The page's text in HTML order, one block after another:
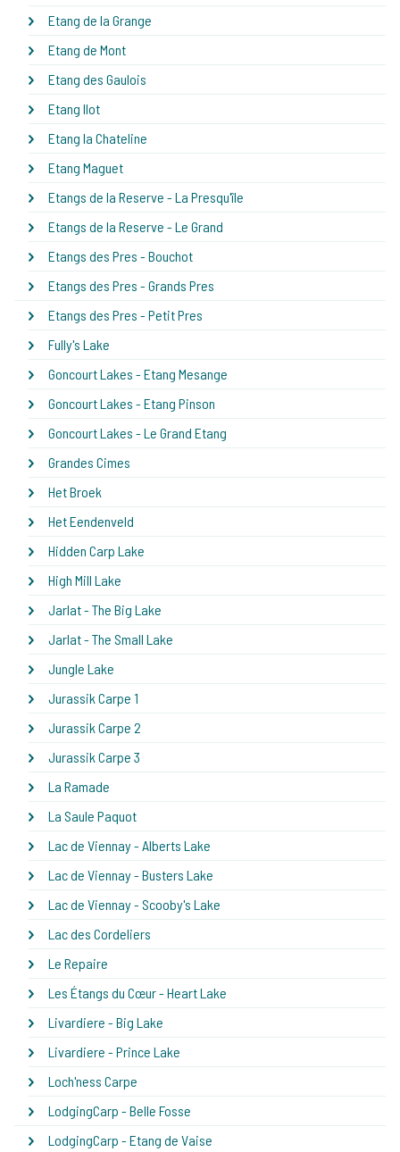
Etang de la Grange
Etang de Mont
Etang des Gaulois
Etang Ilot
Etang la Chateline
Etang Maguet
Etangs de la Reserve - La Presqu'île
Etangs de la Reserve - Le Grand
Etangs des Pres - Bouchot
Etangs des Pres - Grands Pres
Etangs des Pres - Petit Pres
Fully's Lake
Goncourt Lakes - Etang Mesange
Goncourt Lakes - Etang Pinson
Goncourt Lakes - Le Grand Etang
Grandes Cimes
Het Broek
Het Eendenveld
Hidden Carp Lake
High Mill Lake
Jarlat - The Big Lake
Jarlat - The Small Lake
Jungle Lake
Jurassik Carpe 1
Jurassik Carpe 2
Jurassik Carpe 3
La Ramade
La Saule Paquot
Lac de Viennay - Alberts Lake
Lac de Viennay - Busters Lake
Lac de Viennay - Scooby's Lake
Lac des Cordeliers
Le Repaire
Les Étangs du Cœur - Heart Lake
Livardiere - Big Lake
Livardiere - Prince Lake
Loch'ness Carpe
LodgingCarp - Belle Fosse
LodgingCarp - Etang de Vaise